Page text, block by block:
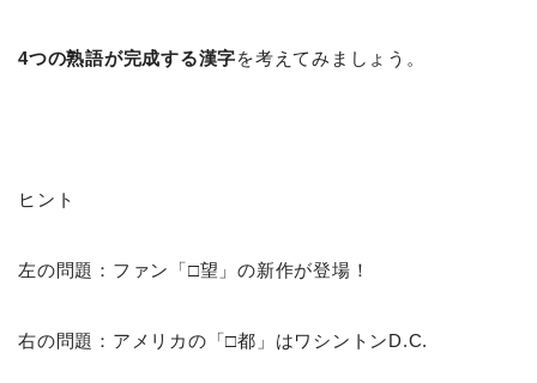
4つの熟語が完成する漢字を考えてみましょう。
ヒント
左の問題：ファン「□望」の新作が登場！
右の問題：アメリカの「□都」はワシントンD.C.